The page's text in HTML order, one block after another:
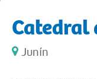
Catedral
Junín